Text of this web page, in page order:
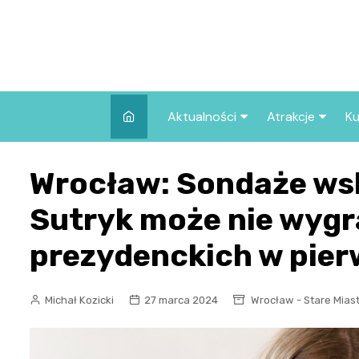
Aktualności
Wszystkie wpisy
Atrakcje
we Wrocławiu
Co warto
Wrocławiu?
Wrocław: Sondaże
Sutryk może nie
prezydenckich w
Michał Kozicki 27 marca 2024 Wrocław - Stare